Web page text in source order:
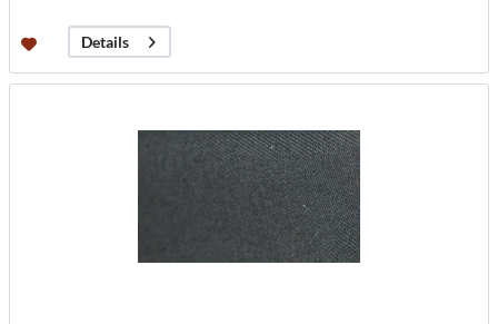
Details